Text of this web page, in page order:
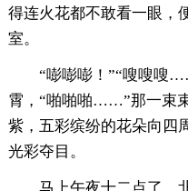
得连火花都不敢看一眼，
室。
“嘭嘭嘭！”“嗖嗖嗖
霄，“啪啪啪……”那一束
紫，五彩缤纷的花朵向四
光彩夺目。